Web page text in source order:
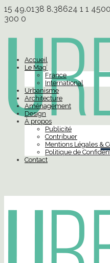
15 49.0138 8.38624 1 1 4500
300 0
Accueil
Le Mag’
France
International
Urbanisme
Architecture
Aménagement
Design
À propos
Publicité
Contribuer
Mentions Légales &
Politique de
Contact